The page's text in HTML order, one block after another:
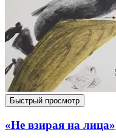
Быстрый просмотр
«Не взирая на лица»